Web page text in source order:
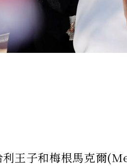
利王子和梅根馬克爾